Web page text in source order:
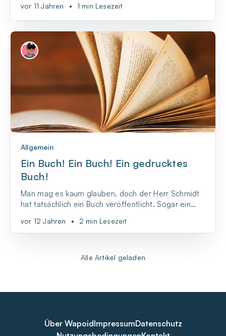
geklappt.
vor 11 Jahren • 1 min Lesezeit
Allgemein
Ein Buch! Ein Buch! Ein gedrucktes
Buch!
Man mag es kaum glauben, doch der Herr Schmidt
hat tatsächlich ein Buch veröffentlicht. Sogar ein
Medienkompetenz. Hut ab, Herr Schmidt. Und das
sage ich nicht nur, weil ich auch ein paarmal darin
Buches ganz sch...
vor 12 Jahren • 2 min Lesezeit
Alle Artikel geladen
Über WapoidImpressumDatenschutz